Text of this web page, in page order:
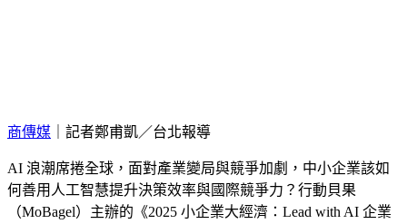
商傳媒 ｜記者鄭甫凱／台北報導
AI 浪潮席捲全球，面對產業變局與競爭加劇，中小企業該如
何善用人工智慧提升決策效率與國際競爭力？行動貝果
（MoBagel）主辦的《2025 小企業大經濟：Lead with AI 企業